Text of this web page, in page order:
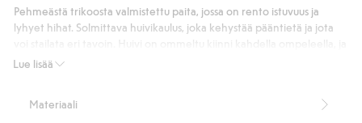
low
Lue lisää
Pehmeästä trikoosta valmistettu paita, jossa on rento istuvuus ja
lyhyet hihat. Solmittava huivikaulus, joka kehystää pääntietä ja jota
sen voi halutessaan irrottaa vaatteesta helposti.
Lyhyet hihat
Materiaali